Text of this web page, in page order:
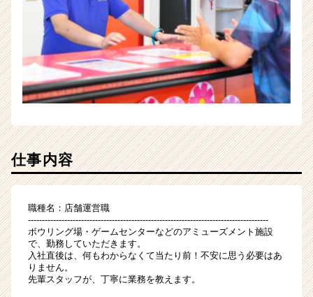
仕事内容
職種名：店舗運営職
--------------------------------------------------------------------------------------
ボウリング場・ゲームセンターなどのアミューズメント施設
で、勤務していただきます。
入社直後は、何もわからなくて当たり前！不安に思う必要はあ
りません。
先輩スタッフが、丁寧に業務を教えます。